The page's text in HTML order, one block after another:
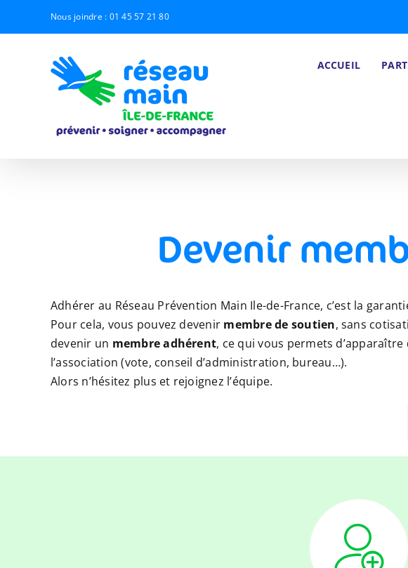
Nous joindre : 01 45 57 21 80
ACCUEIL
Devenir
Adhérer au Réseau Prévention Main Ile-de-France, c’est la
Pour cela, vous pouvez devenir membre de soutien, sans
devenir un membre adhérent, ce qui vous permets
l’association (vote, conseil d’administration, bureau…).
Alors n’hésitez plus et rejoignez l’équipe.